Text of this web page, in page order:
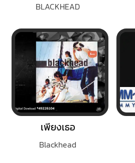
BLACKHEAD
เพียงเธอ
Blackhead